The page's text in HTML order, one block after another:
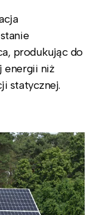
produkując do
energii niż
statycznej.